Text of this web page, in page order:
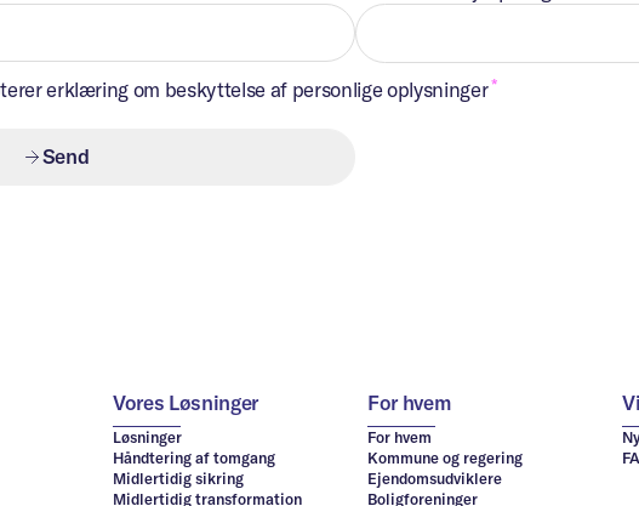
erklæring om beskyttelse af personlige oplysninger
Send
Vores Løsninger
Løsninger
Håndtering af tomgang
Midlertidig sikring
Midlertidig transformation
For hvem
For hvem
Kommune og regering
Ejendomsudviklere
Boligforeninger